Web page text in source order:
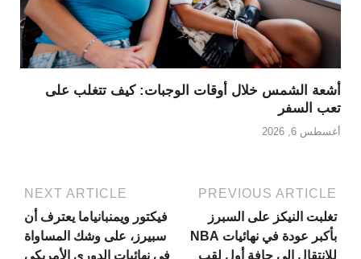
أشعة الشمس خلال أوقات الوجبات: كيف تتغلب على
تعب السفر
أغسطس 6, 2026
PREVIOUS ARTICLE
تغلبت النيكز على السبرز
بأكبر عودة في نهائيات NBA
للانتقال إلى حافة أول لقب
NEXT ARTICLE
فيكتور ويمنبانياما يعترف أن
سبيرز، على وشك المساواة
في نهائيات الدوري الأمريكي